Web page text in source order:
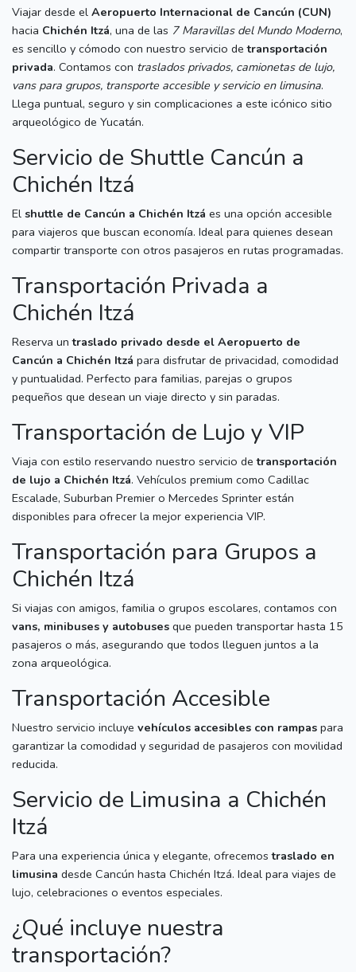
Viajar desde el Aeropuerto Internacional de Cancún (CUN)
hacia Chichén Itzá, una de las 7 Maravillas del Mundo Moderno,
es sencillo y cómodo con nuestro servicio detransportación
privada. Contamos con traslados privados, camionetas de lujo,
vans para grupos, transporte accesible y servicio en limusina.
Llega puntual, seguro y sin complicaciones a este icónico sitio
arqueológico de Yucatán.
Servicio de Shuttle Cancún a
Chichén Itzá
El shuttle de Cancún a Chichén Itzá es una opción accesible
para viajeros que buscan economía. Ideal para quienes desean
compartir transporte con otros pasajeros en rutas programadas.
Transportación Privada a
Chichén Itzá
Reserva untraslado privado desde el Aeropuerto de
Cancún a Chichén Itzá para disfrutar de privacidad, comodidad
y puntualidad. Perfecto para familias, parejas o grupos
pequeños que desean un viaje directo y sin paradas.
Transportación de Lujo y VIP
Viaja con estilo reservando nuestro servicio detransportación
de lujo a Chichén Itzá. Vehículos premium como Cadillac
Escalade, Suburban Premier o Mercedes Sprinter están
disponibles para ofrecer la mejor experiencia VIP.
Transportación para Grupos a
Chichén Itzá
Si viajas con amigos, familia o grupos escolares, contamos con
vans, minibuses y autobuses que pueden transportar hasta 15
pasajeros o más, asegurando que todos lleguen juntos a la
zona arqueológica.
Transportación Accesible
Nuestro servicio incluye vehículos accesibles con rampas para
garantizar la comodidad y seguridad de pasajeros con movilidad
reducida.
Servicio de Limusina a Chichén
Itzá
Para una experiencia única y elegante, ofrecemostraslado en
limusina desde Cancún hasta Chichén Itzá. Ideal para viajes de
lujo, celebraciones o eventos especiales.
¿Qué incluye nuestra
transportación?